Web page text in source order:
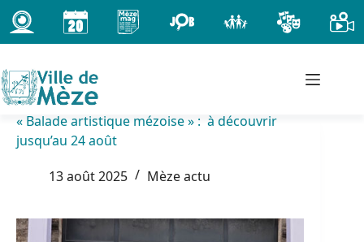
Passer
au
contenu
« Balade artistique mézoise » : à découvrir
jusqu’au 24 août
13 août 2025
Mèze actu